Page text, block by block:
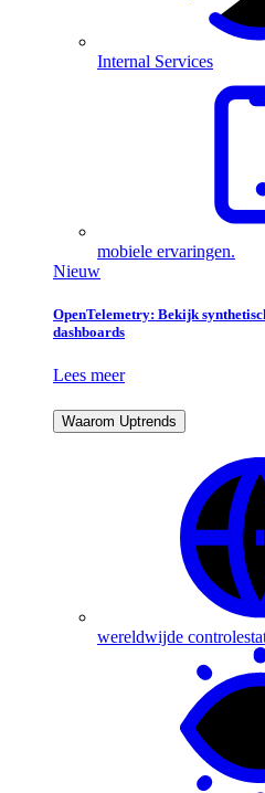
Internal Services
mobiele ervaringen.
Nieuw
OpenTelemetry: Bekijk
dashboards
Lees meer
Waarom Uptrends
wereldwijde